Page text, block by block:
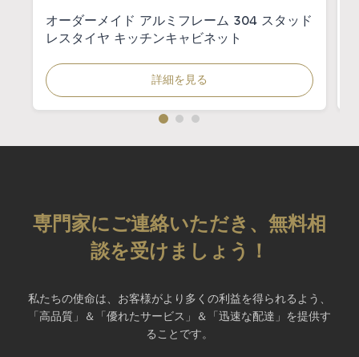
オーダーメイド アルミフレーム 304 スタッド
レスタイヤ キッチンキャビネット
詳細を見る
専門家にご連絡いただき、無料相
談を受けましょう！
私たちの使命は、お客様がより多くの利益を得られるよう、
「高品質」＆「優れたサービス」＆「迅速な配達」を提供す
ることです。